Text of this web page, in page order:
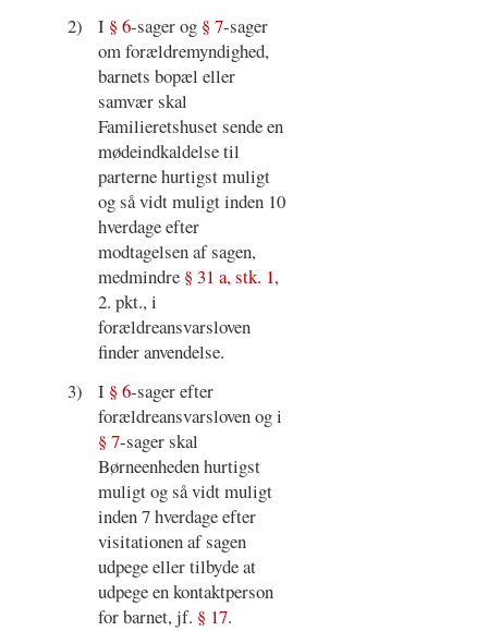
2)
I § 6-sager og § 7-sager
om forældremyndighed,
barnets bopæl eller
samvær skal
Familieretshuset sende en
mødeindkaldelse til
parterne hurtigst muligt
og så vidt muligt inden 10
hverdage efter
modtagelsen af sagen,
medmindre § 31 a, stk. 1,
2. pkt., i
forældreansvarsloven
finder anvendelse.
3)
I § 6-sager efter
forældreansvarsloven og i
§ 7-sager skal
Børneenheden hurtigst
muligt og så vidt muligt
inden 7 hverdage efter
visitationen af sagen
udpege eller tilbyde at
udpege en kontaktperson
for barnet, jf. § 17.